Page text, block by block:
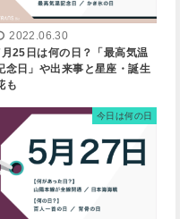
2022.06.30
25日は何の日？「最高気温
念日」や出来事と星座・誕生
も
今日は何の日